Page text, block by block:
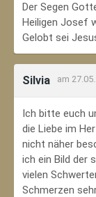
Der Segen
Heiligen Josef
Gelobt sei
Silvia am
Ich bitte euch
die Liebe im
nicht näher
ich ein Bild der
vielen
Schmerzen